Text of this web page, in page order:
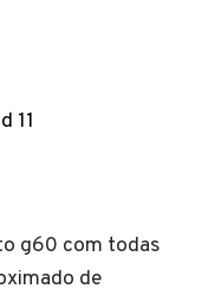
11
g60 com todas
de